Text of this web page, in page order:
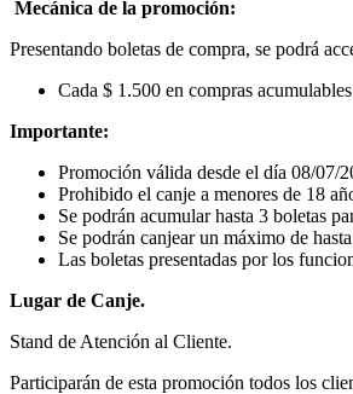
Mecánica de la promoción:
Presentando boletas de compra, se podrá
Cada $ 1.500 en compras
Importante:
Promoción válida desde el día 08/07/
Prohibido el canje a menores de 18
Se podrán acumular hasta 3 boletas
Se podrán canjear un máximo de
Las boletas presentadas por los
Lugar de Canje.
Stand de Atención al Cliente.
Participarán de esta promoción todos los